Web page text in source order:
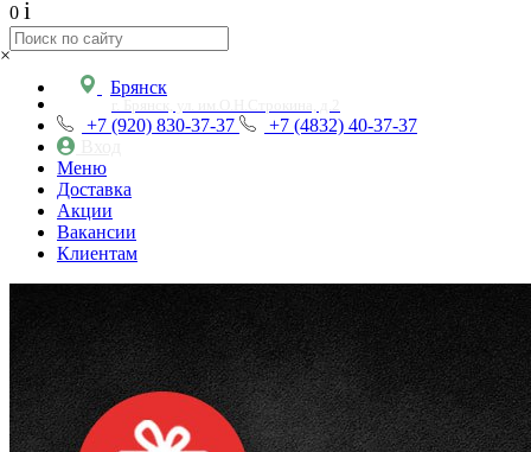
0 i
×
Брянск
+7 (920) 830-37-37
+7 (4832) 40-37-37
Меню
Доставка
Акции
Вакансии
Клиентам